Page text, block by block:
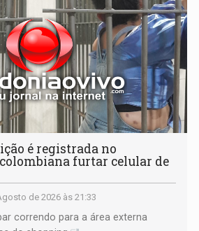
é registrada no
furtar celular de
de 2026 às 21:33
correndo para a área externa